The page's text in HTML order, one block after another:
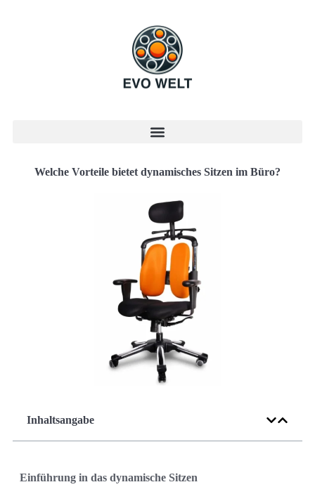
Welche Vorteile bietet dynamisches Sitzen im Büro?
Inhaltsangabe
Einführung in das dynamische Sitzen